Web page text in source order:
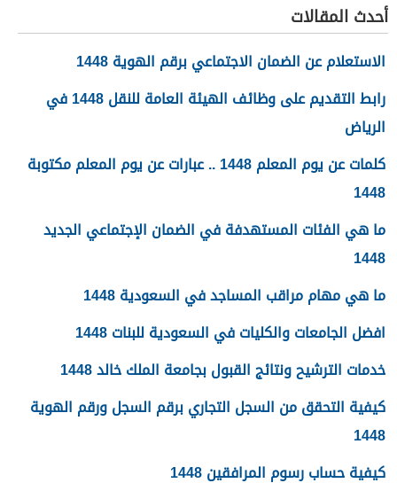
أحدث المقالات
الاستعلام عن الضمان الاجتماعي برقم الهوية 1448
رابط التقديم على وظائف الهيئة العامة للنقل 1448 في
الرياض
كلمات عن يوم المعلم 1448 .. عبارات عن يوم المعلم مكتوبة
1448
ما هي الفئات المستهدفة في الضمان الإجتماعي الجديد
1448
ما هي مهام مراقب المساجد في السعودية 1448
افضل الجامعات والكليات في السعودية للبنات 1448
خدمات الترشيح ونتائج القبول بجامعة الملك خالد 1448
كيفية التحقق من السجل التجاري برقم السجل ورقم الهوية
1448
كيفية حساب رسوم المرافقين 1448